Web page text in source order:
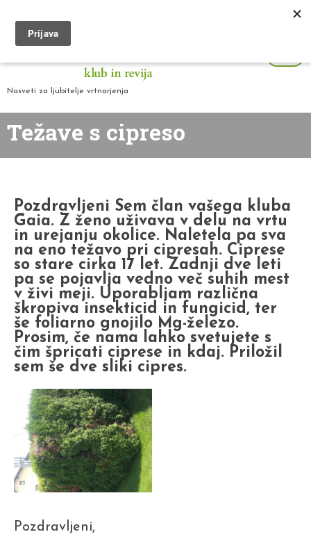
Nasveti za ljubitelje vrtnarjenja
Težave s cipreso
Pozdravljeni Sem član vašega kluba
Gaia. Z ženo uživava v delu na vrtu
in urejanju okolice. Naletela pa sva
na eno težavo pri cipresah. Ciprese
so stare cirka 17 let. Zadnji dve leti
pa se pojavlja vedno več suhih mest
v živi meji. Uporabljam različna
škropiva insekticid in fungicid, ter
še foliarno gnojilo Mg-železo.
Prosim, če nama lahko svetujete s
čim špricati ciprese in kdaj. Priložil
sem še dve sliki cipres.
Pozdravljeni,